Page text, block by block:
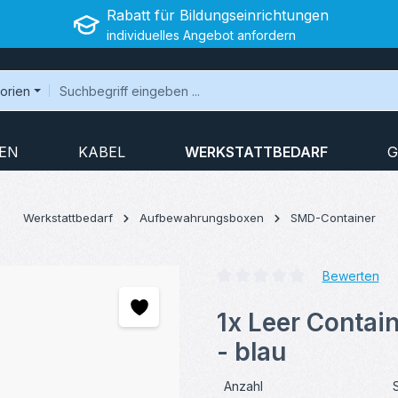
Rabatt für Bildungseinrichtungen
individuelles Angebot anfordern
KABEL WERKSTATTBEDARF
Werkstattbedarf Aufbewahrungsboxen SMD-Container
Bewerten
1x Leer
- blau
Anzahl